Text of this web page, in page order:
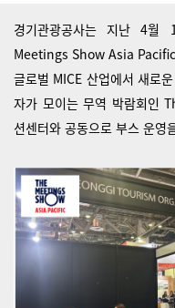
경기관광공사는 지난 4월
Meetings Show Asia Pacific
글로벌 MICE 산업에서 새로
자가 모이는 무역 박람회인
션센터와 공동으로 부스 운영